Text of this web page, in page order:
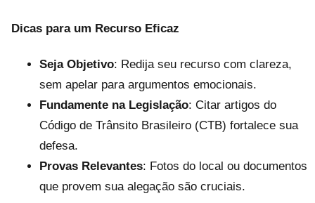
Dicas para um Recurso Eficaz
Seja Objetivo: Redija seu recurso com clareza,
sem apelar para argumentos emocionais.
Fundamente na Legislação: Citar artigos do
Código de Trânsito Brasileiro (CTB) fortalece sua
defesa.
Provas Relevantes: Fotos do local ou documentos
que provem sua alegação são cruciais.